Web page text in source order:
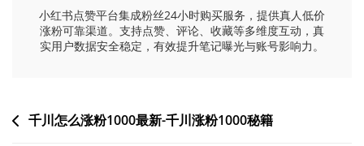
小红书点赞平台集成粉丝24小时购买服务，提供真人低价
涨粉可靠渠道。支持点赞、评论、收藏等多维度互动，真
实用户数据安全稳定，有效提升笔记曝光与账号影响力。
文千川怎么涨粉1000最新-千川涨粉1000秘籍